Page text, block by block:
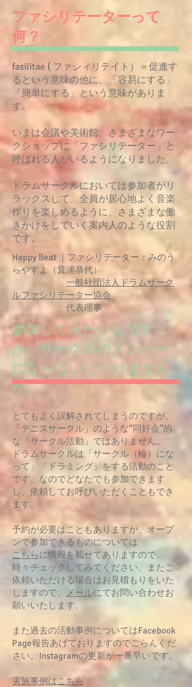
ファシリテーターって
何？
fasilitae ( ファシィリテイト）＝促進す
るという意味の他に、「容易にする」
「簡単にする」という意味がありま
す。
いまは会議や美術館、さまざまなワー
クショップに「ファシリテーター」と
呼ばれる人がいるようになりました。
ドラムサークルにおいては参加者がリ
ラックスして、全員が居心地よく音楽
作りを楽しめるように、さまざまな働
きかけをしていく案内人のような役割
です。
Happy Beat ｜ファシリテーター：みのう
らやすよ（箕浦恭代）
一般社団法人ドラムサーク
ルファシリテーター協会
代表理事
参加してみたいんです
が、サークルのメンバー
にならないといけません
か。
とてもよく誤解されてしまうのですが、
「テニスサークル」のような”同好会”的
な「サークル活動」ではありません。
ドラムサークルは「サークル（輪）にな
って」「ドラミング」をする活動のこと
です。なのでどなたでも参加できます
し、依頼してお呼びいただくこともでき
ます。
予約が必要はこともありますが、オープ
ンで参加できるものについては
こちらに情報を載せてありますので、
時々チェックしてみてください。またご
依頼いただける場合はお見積もりをいた
しますので、
メールにてお問い合わせお
願いいたします。
また過去の活動事例についてはFacebook
Page報告あげておりますのでごらんくだ
さい。Instagramの更新が一番早いです。
​実施事例はこちら